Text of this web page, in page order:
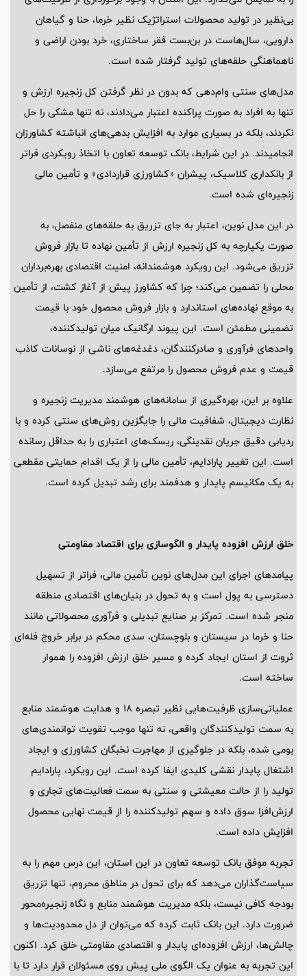
بی‌نظیر در تولید محصولات استراتژیک نظیر خرما، حنا و گیاهان
دارویی، سال‌هاست در بن‌بست فقر ساختاری، خرد بودن اراضی و
ناهماهنگی حلقه‌های تولید گرفتار شده است.
مدل‌های سنتی وام‌دهی که بدون در نظر گرفتن کل زنجیره ارزش و
تنها به افراد به صورت پراکنده اعتبار می‌دادند، نه تنها مشکی را حل
نکردند، بلکه در بسیاری موارد به افزایش بدهی‌های انباشته کشاورزان
انجامیدند. در این شرایط، بانک توسعه تعاون با اتخاذ رویکردی فراتر
از بانکداری کلاسیک، پیشران «کشاورزی قراردادی» و تأمین مالی
زنجیره‌ای شده است.
در این مدل نوین، اعتبار به جای تزریق به حلقه‌های منفصل، به
صورت یکپارچه به کل زنجیره ارزش از تأمین نهاده تا بازار فروش
تزریق می‌شود. این رویکرد هوشمندانه، امنیت اقتصادی بهره‌برداران
محلی را تضمین می‌کند؛ چرا که کشاورز پیش از آغاز کشت، از تأمین
به موقع نهاده‌های استاندارد و بازار فروش محصول خود با قیمت
تضمینی مطمئن است. این پیوند ارگانیک میان تولیدکننده،
واحدهای فرآوری و صادرکنندگان، دغدغه‌های ناشی از نوسانات کاذب
قیمت و عدم فروش محصول را مرتفع می‌سازد.
علاوه بر این، بهره‌گیری از سامانه‌های هوشمند مدیریت زنجیره و
نظارت دیجیتال، شفافیت مالی را جایگزین روش‌های سنتی کرده و با
ردیابی دقیق جریان نقدینگی، ریسک‌های اعتباری را به حداقل رسانده
است. این تغییر پارادایم، تأمین مالی را از یک اقدام حمایتی مقطعی
به یک مکانیسم پایدار و هدفمند برای رشد تبدیل کرده است.
خلق ارزش افزوده پایدار و الگوسازی برای اقتصاد مقاومتی
پیامدهای اجرای این مدل‌های نوین تأمین مالی، فراتر از تسهیل
دسترسی به پول است و به تحول در بنیان‌های اقتصادی منطقه
منجر شده است. تمرکز بر صنایع تبدیلی و فرآوری محصولاتی مانند
حنا و خرما در سیستان و بلوچستان، سدی محکم در برابر خروج فله‌ای
ثروت از استان ایجاد کرده و مسیر خلق ارزش افزوده را هموار
ساخته است.
عملیاتی‌سازی ظرفیت‌هایی نظیر تبصره 18 و هدایت هوشمند منابع
به سمت تولیدکنندگان واقعی، نه تنها موجب تقویت توانمندی‌های
بومی شده، بلکه در جلوگیری از مهاجرت نخبگان کشاورزی و ایجاد
اشتغال پایدار نقشی کلیدی ایفا کرده است. این رویکرد، پارادایم
تولید را از حالت معیشتی و سنتی به سمت فعالیت‌های تجاری و
ارزش‌افزا سوق داده و سهم تولیدکننده را از قیمت نهایی محصول
افزایش داده است.
تجربه موفق بانک توسعه تعاون در این استان، این درس مهم را به
سیاست‌گذاران می‌دهد که برای تحول در مناطق محروم، تنها تزریق
بودجه کافی نیست، بلکه مدیریت هوشمند منابع و نگاه زنجیره‌محور
ضرورت دارد. این بانک ثابت کرده که می‌توان از دل محدودیت‌ها و
چالش‌ها، ارزش افزوده‌ای پایدار و اقتصادی مقاومتی خلق کرد. اکنون
این تجربه به عنوان یک الگوی ملی پیش روی مسئولان قرار دارد تا با